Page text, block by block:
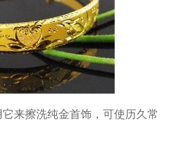
来擦洗纯金首饰，可使历久常